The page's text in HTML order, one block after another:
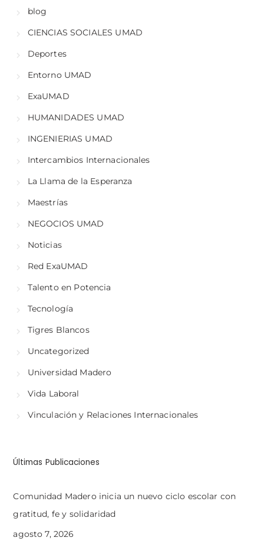
blog
CIENCIAS SOCIALES UMAD
Deportes
Entorno UMAD
ExaUMAD
HUMANIDADES UMAD
INGENIERIAS UMAD
Intercambios Internacionales
La Llama de la Esperanza
Maestrías
NEGOCIOS UMAD
Noticias
Red ExaUMAD
Talento en Potencia
Tecnología
Tigres Blancos
Uncategorized
Universidad Madero
Vida Laboral
Vinculación y Relaciones Internacionales
Últimas Publicaciones
Comunidad Madero inicia un nuevo ciclo escolar con
gratitud, fe y solidaridad
agosto 7, 2026